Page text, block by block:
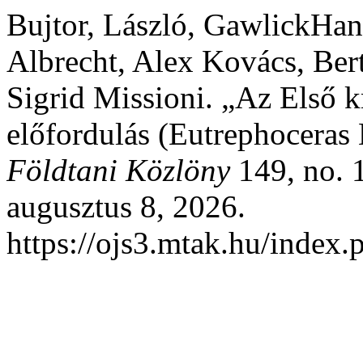
Bujtor, László,
Albrecht, Alex Kovács,
Sigrid Missioni. „Az Első
előfordulás
Földtani Közlöny149, no.
augusztus 8, 2026.
https://ojs3.mtak.hu/